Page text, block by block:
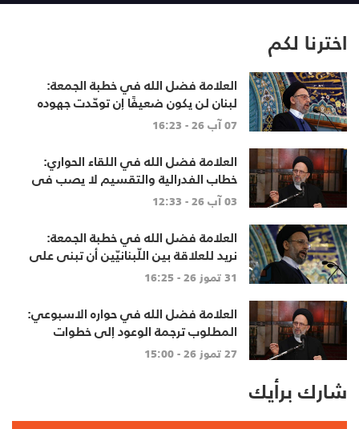
اخترنا لكم
العلامة فضل الله في خطبة الجمعة:
لبنان لن يكون ضعيفًا إن توحّدت جهوده
وخرج الجميع من حساباتهم الخاصّة
07 آب 26 - 16:23
العلامة فضل الله في اللقاء الحواري:
خطاب الفدرالية والتقسيم لا يصب في
مصلحة أحد
03 آب 26 - 12:33
العلامة فضل الله في خطبة الجمعة:
نريد للعلاقة بين اللّبنانيّين أن تبنى على
الاحترام المتبادل، والانتماء الوطنيّ
الجامع
31 تموز 26 - 16:25
العلامة فضل الله في حواره الاسبوعي:
المطلوب ترجمة الوعود إلى خطوات
تنهي الاحتلال وتعيد الأهالي وتطلق
الاعمار
27 تموز 26 - 15:00
شارك برأيك